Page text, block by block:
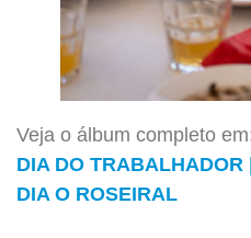
Veja o álbum completo
DIA DO TRABALHADOR
DIA O ROSEIRAL